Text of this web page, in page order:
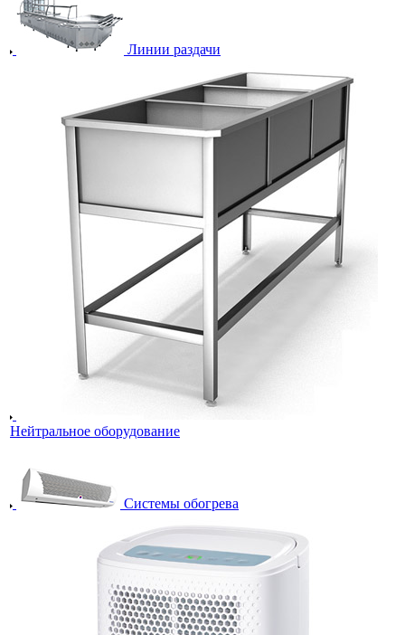
Линии раздачи
Нейтральное оборудование
Системы обогрева